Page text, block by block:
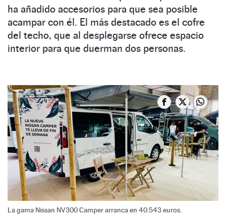
ha añadido accesorios para que sea posible
acampar con él. El más destacado es el cofre
del techo, que al desplegarse ofrece espacio
interior para que duerman dos personas.
La gama Nissan NV300 Camper arranca en 40.543 euros.